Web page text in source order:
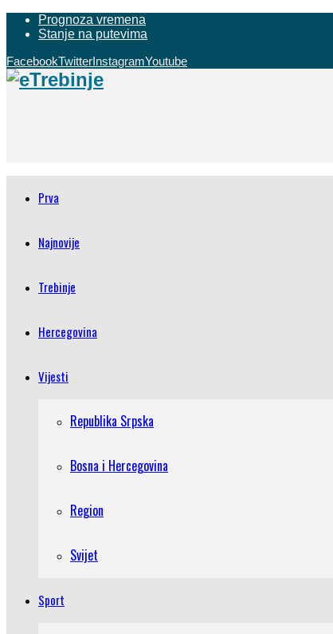
Prognoza vremena
Stanje na putevima
FacebookTwitterInstagramYoutube
Prva
Najnovije
Trebinje
Hercegovina
Vijesti
Republika Srpska
Bosna i Hercegovina
Region
Svijet
Sport